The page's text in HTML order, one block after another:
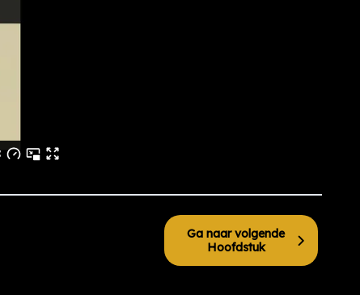
Ga naar volgende
Hoofdstuk